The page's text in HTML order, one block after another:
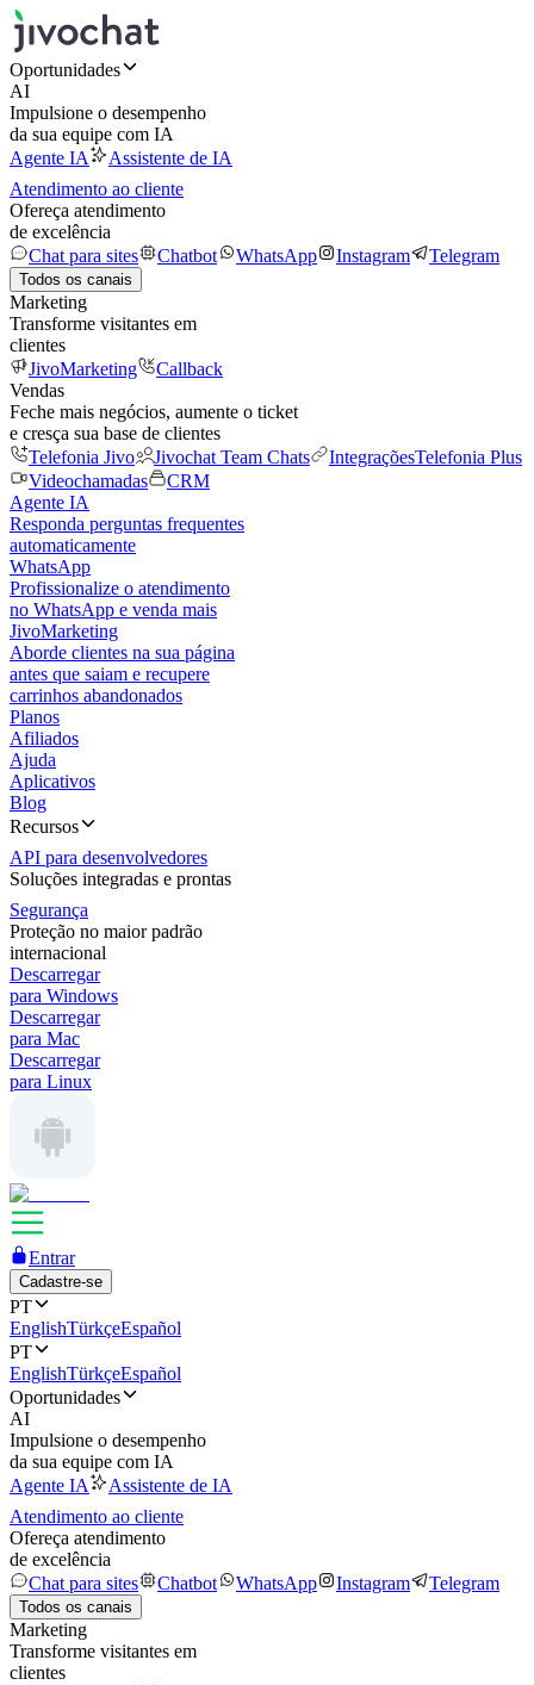
Oportunidades
AI
Impulsione o desempenho
da sua equipe com IA
Agente IA
Assistente de IA
Atendimento ao cliente
Ofereça atendimento
de excelência
Chat para sites
Chatbot WhatsApp Instagram Telegram
Todos os canais
Marketing
Transforme visitantes em
clientes
JivoMarketing
Callback
Vendas
Feche mais negócios, aumente o ticket
e cresça sua base de clientes
Telefonia Jivo
Jivochat Team Chats IntegraçõesTelefonia Plus
Videochamadas
CRM
Agente IA
Responda perguntas frequentes
automaticamente
WhatsApp
Profissionalize o atendimento
no WhatsApp e venda mais
JivoMarketing
Aborde clientes na sua página
antes que saiam e recupere
carrinhos abandonados
Planos
Afiliados
Ajuda
Aplicativos
Blog
Recursos
API para desenvolvedores
Soluções integradas e prontas
Segurança
Proteção no maior padrão
internacional
Descarregar
para Windows
Descarregar
para Mac
Descarregar
para Linux
Entrar
Cadastre-se
PT
EnglishTürkçeEspañol
PT
EnglishTürkçeEspañol
Oportunidades
AI
Impulsione o desempenho
da sua equipe com IA
Agente IA
Assistente de IA
Atendimento ao cliente
Ofereça atendimento
de excelência
Chat para sites
Chatbot WhatsApp Instagram Telegram
Todos os canais
Marketing
Transforme visitantes em
clientes